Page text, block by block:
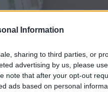
Information
sharing to third parties, or
advertising by us, please
note that after your opt-out
ads based on personal